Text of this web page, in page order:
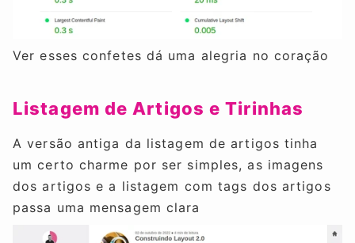
Ver esses confetes dá uma alegria no coração
Listagem de Artigos e Tirinhas
A versão antiga da listagem de artigos tinha
um certo charme por ser simples, as imagens
dos artigos e a listagem com tags dos artigos
passa uma mensagem clara